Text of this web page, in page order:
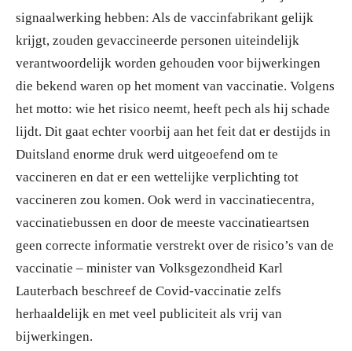
signaalwerking hebben: Als de vaccinfabrikant gelijk
krijgt, zouden gevaccineerde personen uiteindelijk
verantwoordelijk worden gehouden voor bijwerkingen
die bekend waren op het moment van vaccinatie. Volgens
het motto: wie het risico neemt, heeft pech als hij schade
lijdt. Dit gaat echter voorbij aan het feit dat er destijds in
Duitsland enorme druk werd uitgeoefend om te
vaccineren en dat er een wettelijke verplichting tot
vaccineren zou komen. Ook werd in vaccinatiecentra,
vaccinatiebussen en door de meeste vaccinatieartsen
geen correcte informatie verstrekt over de risico’s van de
vaccinatie – minister van Volksgezondheid Karl
Lauterbach beschreef de Covid-vaccinatie zelfs
herhaaldelijk en met veel publiciteit als vrij van
bijwerkingen.